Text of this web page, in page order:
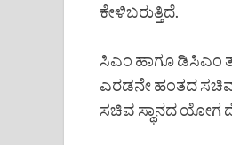
ಕೇಳಿಬರುತ್ತಿದೆ.
ಸಿಎಂ ಹಾಗೂ ಡಿಸಿಎಂ
ಎರಡನೇ ಹಂತದ ಸಚಿವ
ಸಚಿವ ಸ್ಥಾನದ ಯೋಗ